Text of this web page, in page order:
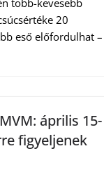
több-kevesebb
20
eső előfordulhat –
április 15-
figyeljenek